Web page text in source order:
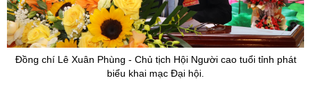
Đồng chí Lê Xuân Phùng - Chủ tịch Hội Người cao tuổi tỉnh phát
biểu khai mạc Đại hội.